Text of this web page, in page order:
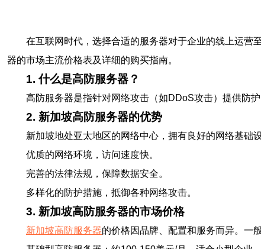
在互联网时代，选择合适的服务器对于企业的线上运营
器的市场主流价格表及详细的购买指南。
1. 什么是高防服务器？
高防服务器是指针对网络攻击（如DDoS攻击）提供防
2. 新加坡高防服务器的优势
新加坡地处亚太地区的网络中心，拥有良好的网络基础
优质的网络环境，访问速度快。
完善的法律法规，保障数据安全。
多样化的防护措施，抵御各种网络攻击。
3. 新加坡高防服务器的市场价格
新加坡高防服务器的价格因品牌、配置和服务而异。一